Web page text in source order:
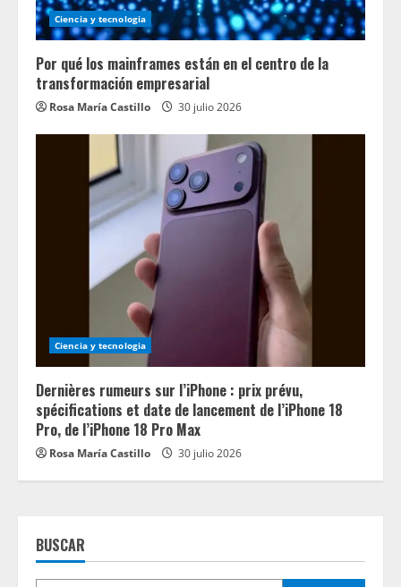
Ciencia y tecnologia
Por qué los mainframes están en el centro de la
transformación empresarial
Rosa María Castillo 30 julio 2026
Ciencia y tecnologia
Dernières rumeurs sur l’iPhone : prix prévu,
spécifications et date de lancement de l’iPhone 18
Pro, de l’iPhone 18 Pro Max
Rosa María Castillo 30 julio 2026
BUSCAR